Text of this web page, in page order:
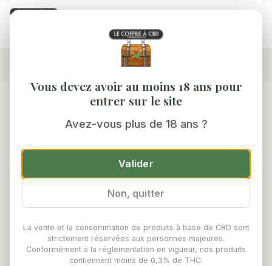
Vous devez avoir au moins 18 ans pour
entrer sur le site
Avez-vous plus de 18 ans ?
Valider
Non, quitter
La vente et la consommation de produits à base de CBD sont
strictement réservées aux personnes majeures.
Conformément à la réglementation en vigueur, nos produits
contiennent moins de 0,3% de THC.
Pollens CBD/Nepalais CBD/CBG/CBN